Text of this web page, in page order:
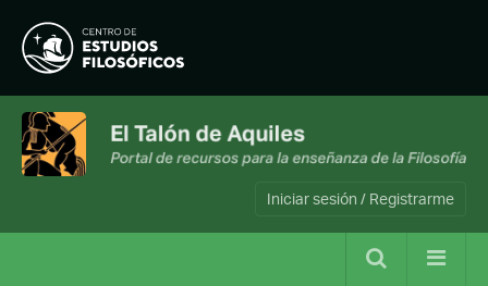
Iniciar sesión / Registrarme